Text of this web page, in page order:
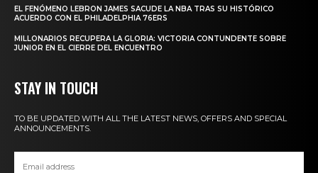
EL FENÓMENO LEBRON JAMES SACUDE LA NBA TRAS SU HISTÓRICO
ACUERDO CON EL PHILADELPHIA 76ERS
MILLONARIOS RECUPERA LA GLORIA: VICTORIA CONTUNDENTE SOBRE
JUNIOR EN EL CIERRE DEL ENCUENTRO
STAY IN TOUCH
TO BE UPDATED WITH ALL THE LATEST NEWS, OFFERS AND SPECIAL
ANNOUNCEMENTS.